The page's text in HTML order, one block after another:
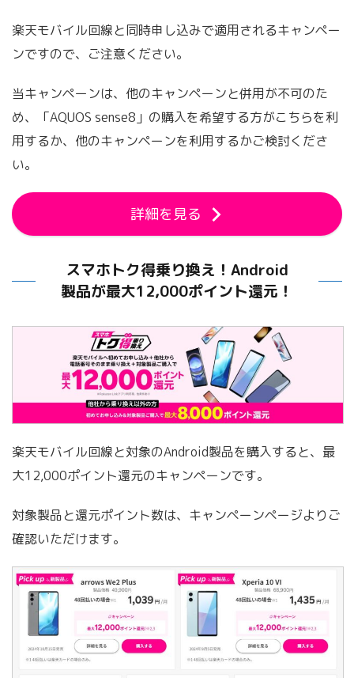
楽天モバイル回線と同時申し込みで適用されるキャンペー
ンですので、ご注意ください。
当キャンペーンは、他のキャンペーンと併用が不可のた
め、「AQUOS sense8」の購入を希望する方がこちらを利
用するか、他のキャンペーンを利用するかご検討くださ
い。
詳細を見る
スマホトク得乗り換え！Android
製品が最大12,000ポイント還元！
楽天モバイル回線と対象のAndroid製品を購入すると、最
大12,000ポイント還元のキャンペーンです。
対象製品と還元ポイント数は、キャンペーンページよりご
確認いただけます。